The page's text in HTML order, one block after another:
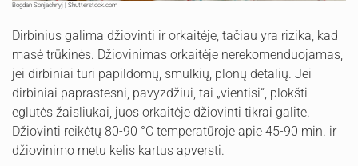
Bogdan Sonjachnyj | Shutterstock.com
Dirbinius galima džiovinti ir orkaitėje, tačiau yra rizika, kad
masė trūkinės. Džiovinimas orkaitėje nerekomenduojamas,
jei dirbiniai turi papildomų, smulkių, plonų detalių. Jei
dirbiniai paprastesni, pavyzdžiui, tai „vientisi“, plokšti
eglutės žaisliukai, juos orkaitėje džiovinti tikrai galite.
Džiovinti reikėtų 80-90 °C temperatūroje apie 45-90 min. ir
džiovinimo metu kelis kartus apversti.